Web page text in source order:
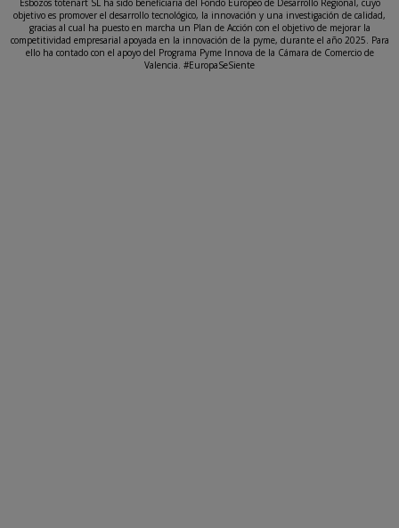
objetivo es promover el desarrollo tecnológico, la innovación y una investigación de calidad,
gracias al cual ha puesto en marcha un Plan de Acción con el objetivo de mejorar la
competitividad empresarial apoyada en la innovación de la pyme, durante el año 2025. Para
ello ha contado con el apoyo del Programa Pyme Innova de la Cámara de Comercio de
Valencia. #EuropaSeSiente